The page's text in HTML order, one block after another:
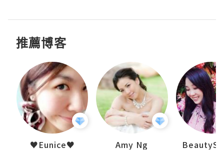
推薦博客
♥Eunice♥ Amy Ng